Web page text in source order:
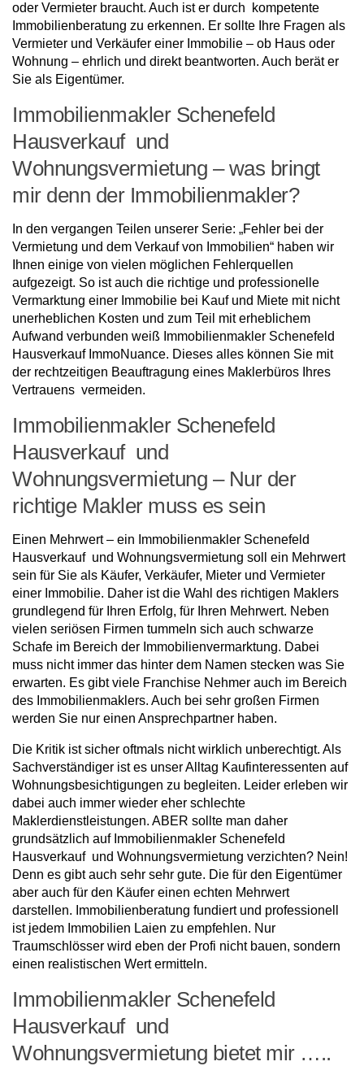
oder Vermieter braucht. Auch ist er durch kompetente
Immobilienberatung zu erkennen. Er sollte Ihre Fragen als
Vermieter und Verkäufer einer Immobilie – ob Haus oder
Wohnung – ehrlich und direkt beantworten. Auch berät er
Sie als Eigentümer.
Immobilienmakler Schenefeld
Hausverkauf und
Wohnungsvermietung – was bringt
mir denn der Immobilienmakler?
In den vergangen Teilen unserer Serie: „Fehler bei der
Vermietung und dem Verkauf von Immobilien“ haben wir
Ihnen einige von vielen möglichen Fehlerquellen
aufgezeigt. So ist auch die richtige und professionelle
Vermarktung einer Immobilie bei Kauf und Miete mit nicht
unerheblichen Kosten und zum Teil mit erheblichem
Aufwand verbunden weiß Immobilienmakler Schenefeld
Hausverkauf ImmoNuance. Dieses alles können Sie mit
der rechtzeitigen Beauftragung eines Maklerbüros Ihres
Vertrauens vermeiden.
Immobilienmakler Schenefeld
Hausverkauf und
Wohnungsvermietung – Nur der
richtige Makler muss es sein
Einen Mehrwert – ein Immobilienmakler Schenefeld
Hausverkauf und Wohnungsvermietung soll ein Mehrwert
sein für Sie als Käufer, Verkäufer, Mieter und Vermieter
einer Immobilie. Daher ist die Wahl des richtigen Maklers
grundlegend für Ihren Erfolg, für Ihren Mehrwert. Neben
vielen seriösen Firmen tummeln sich auch schwarze
Schafe im Bereich der Immobilienvermarktung. Dabei
muss nicht immer das hinter dem Namen stecken was Sie
erwarten. Es gibt viele Franchise Nehmer auch im Bereich
des Immobilienmaklers. Auch bei sehr großen Firmen
werden Sie nur einen Ansprechpartner haben.
Die Kritik ist sicher oftmals nicht wirklich unberechtigt. Als
Sachverständiger ist es unser Alltag Kaufinteressenten auf
Wohnungsbesichtigungen zu begleiten. Leider erleben wir
dabei auch immer wieder eher schlechte
Maklerdienstleistungen. ABER sollte man daher
grundsätzlich auf Immobilienmakler Schenefeld
Hausverkauf und Wohnungsvermietung verzichten? Nein!
Denn es gibt auch sehr sehr gute. Die für den Eigentümer
aber auch für den Käufer einen echten Mehrwert
darstellen. Immobilienberatung fundiert und professionell
ist jedem Immobilien Laien zu empfehlen. Nur
Traumschlösser wird eben der Profi nicht bauen, sondern
einen realistischen Wert ermitteln.
Immobilienmakler Schenefeld
Hausverkauf und
Wohnungsvermietung bietet mir …..